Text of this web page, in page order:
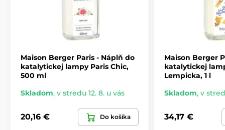
Maison Berger Paris - Náplň do
katalytickej lampy Paris Chic,
500 ml
Skladom, v stredu 12. 8. u vás
20,16 € Do košíka
Maison Berger
katalytickej
Lempicka, 1 l
Skladom, v
34,17 €